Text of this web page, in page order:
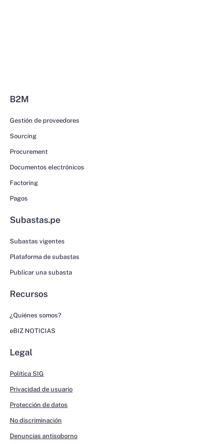
B2M
Gestión de proveedores
Sourcing
Procurement
Documentos electrónicos
Factoring
Pagos
Subastas.pe
Subastas vigentes
Plataforma de subastas
Publicar una subasta
Recursos
¿Quiénes somos?
eBIZ NOTICIAS
Legal
Política SIG
Privacidad de usuario
Protección de datos
No discriminación
Denuncias antisoborno